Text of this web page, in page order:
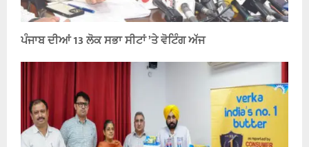
ਪੰਜਾਬ ਦੀਆਂ 13 ਲੋਕ ਸਭਾ ਸੀਟਾਂ ’ਤੇ ਵੋਟਿੰਗ ਅੱਜ